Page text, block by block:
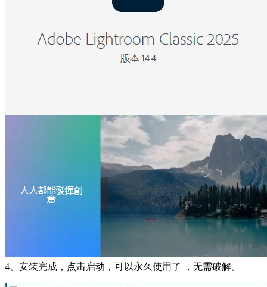
4、安装完成，点击启动，可以永久使用了 ，无需破解。